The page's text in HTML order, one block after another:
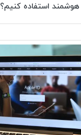
استفاده کنیم؟